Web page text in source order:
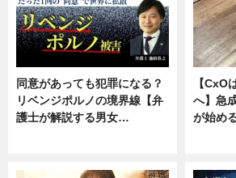
同意があっても犯罪になる？
リベンジポルノの境界線【弁
護士が解説する男女…
【CxO
へ】急
が始め